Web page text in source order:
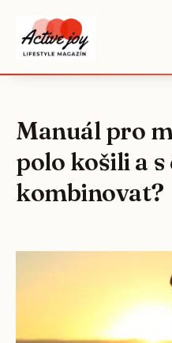
Manuál pro
polo košili a s
kombinovat?